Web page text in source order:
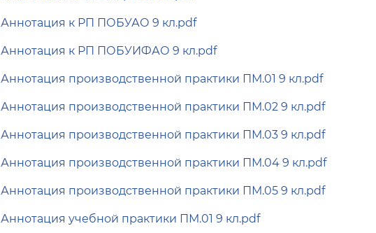
Аннотация к РП ПОБУАО 9 кл.pdf
Аннотация к РП ПОБУИФАО 9 кл.pdf
Аннотация производственной практики ПМ.01 9 кл.pdf
Аннотация производственной практики ПМ.02 9 кл.pdf
Аннотация производственной практики ПМ.03 9 кл.pdf
Аннотация производственной практики ПМ.04 9 кл.pdf
Аннотация производственной практики ПМ.05 9 кл.pdf
Аннотация учебной практики ПМ.01 9 кл.pdf